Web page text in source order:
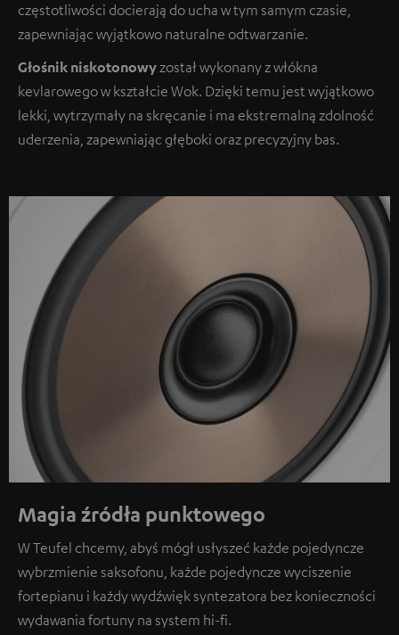
częstotliwości docierają do ucha w tym samym czasie,
zapewniając wyjątkowo naturalne odtwarzanie.
Głośnik niskotonowy został wykonany z włókna
kevlarowego w kształcie Wok. Dzięki temu jest wyjątkowo
lekki, wytrzymały na skręcanie i ma ekstremalną zdolność
uderzenia, zapewniając głęboki oraz precyzyjny bas.
Magia źródła punktowego
W Teufel chcemy, abyś mógł usłyszeć każde pojedyncze
wybrzmienie saksofonu, każde pojedyncze wyciszenie
fortepianu i każdy wydźwięk syntezatora bez konieczności
wydawania fortuny na system hi-fi.